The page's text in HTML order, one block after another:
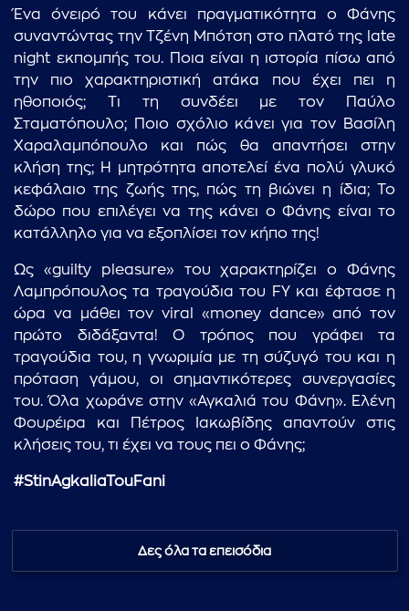
Ένα όνειρό του κάνει πραγματικότητα ο Φάνης
συναντώντας την Τζένη Μπότση στο πλατό της late
night εκπομπής του. Ποια είναι η ιστορία πίσω από
την πιο χαρακτηριστική ατάκα που έχει πει η
ηθοποιός; Τι τη συνδέει με τον Παύλο
Σταματόπουλο; Ποιο σχόλιο κάνει για τον Βασίλη
Χαραλαμπόπουλο και πώς θα απαντήσει στην
κλήση της; Η μητρότητα αποτελεί ένα πολύ γλυκό
κεφάλαιο της ζωής της, πώς τη βιώνει η ίδια; Το
δώρο που επιλέγει να της κάνει ο Φάνης είναι το
κατάλληλο για να εξοπλίσει τον κήπο της!
Ως «guilty pleasure» του χαρακτηρίζει ο Φάνης
Λαμπρόπουλος τα τραγούδια του FY και έφτασε η
ώρα να μάθει τον viral «money dance» από τον
πρώτο διδάξαντα! Ο τρόπος που γράφει τα
τραγούδια του, η γνωριμία με τη σύζυγό του και η
πρόταση γάμου, οι σημαντικότερες συνεργασίες
του. Όλα χωράνε στην «Αγκαλιά του Φάνη». Ελένη
Φουρέιρα και Πέτρος Ιακωβίδης απαντούν στις
κλήσεις του, τι έχει να τους πει ο Φάνης;
#StinAgkaliaTouFani
Δες όλα τα επεισόδια